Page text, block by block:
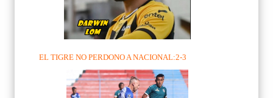
EL TIGRE NO PERDONO A NACIONAL:2-3